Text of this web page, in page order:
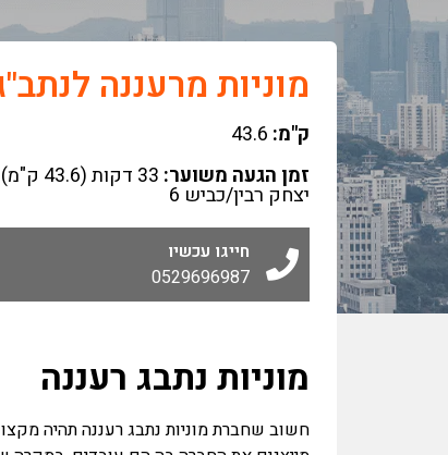
מוניות מרעננה
ק"מ: 43.6
זמן הגעה משוער:
33
יצחק רבין/כביש 6
חייגו עכשיו
0529696987
מוניות נתבג רעננה
חשוב שחברת מוניות נתבג רעננה תהיה